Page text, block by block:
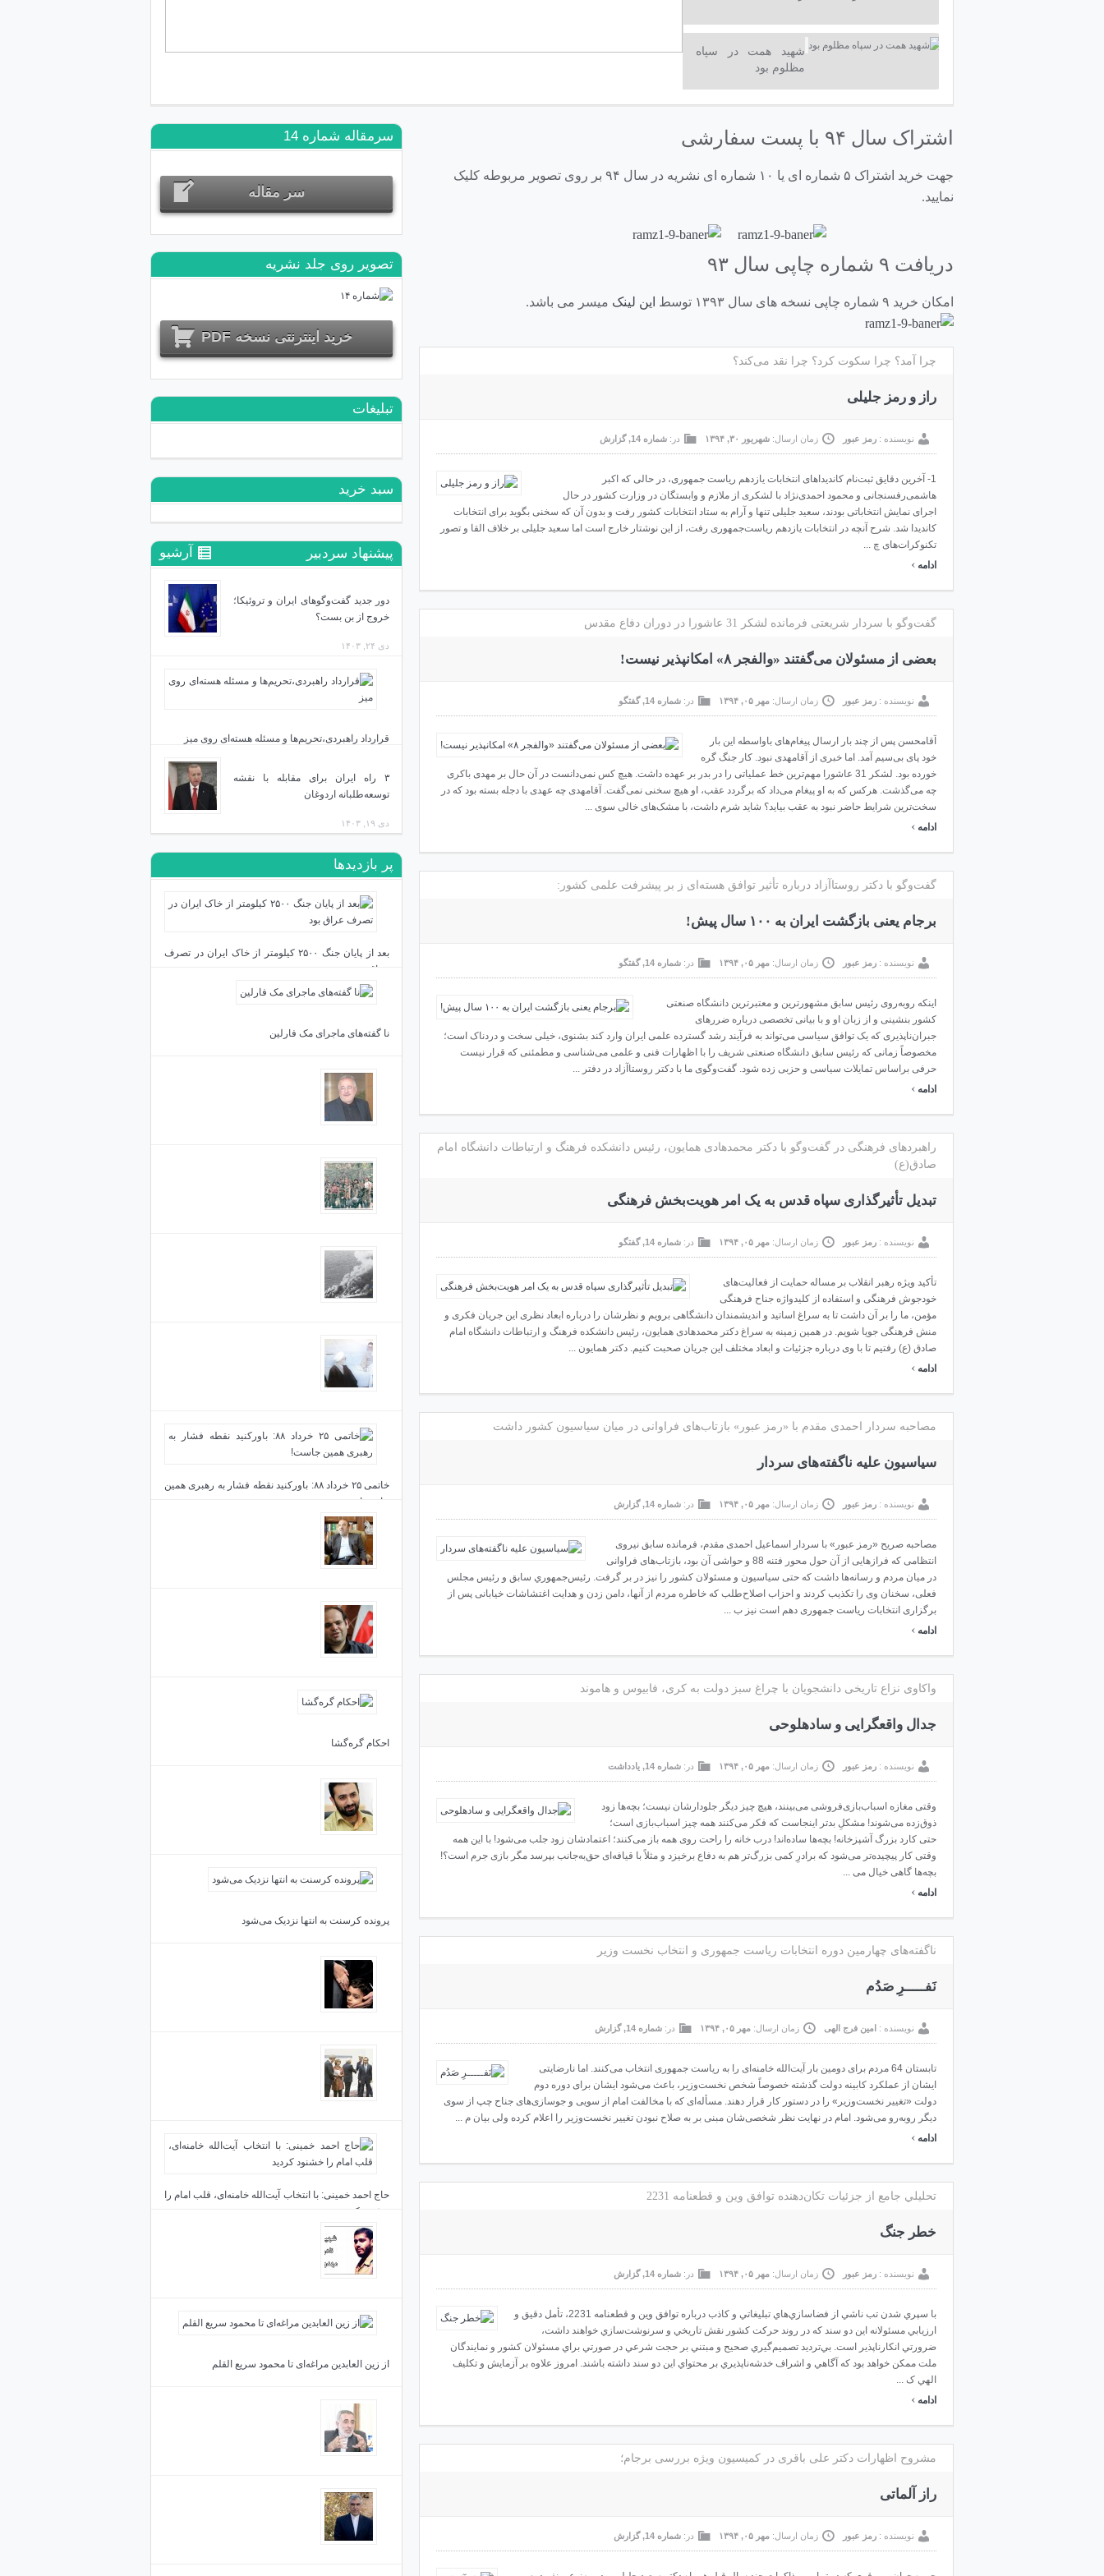
چه جريان يا جريان هايي در كشور در حال دادن اطلاعات و تحليل هاي نادرست به مسئولان ارشد دولتي
اطلاعات غلط
شهید همت در سپاه
مظلوم بود
اشتراک سال ۹۴ با پست سفارشی
جهت خرید اشتراک ۵ شماره ای یا ۱۰ شماره ای نشریه در سال ۹۴ بر روی تصویر مربوطه کلیک
نمایید.
دریافت ۹ شماره چاپی سال ۹۳
امکان خرید ۹ شماره چاپی نسخه های سال ۱۳۹۳ توسط این لینک میسر می باشد.
چرا آمد؟ چرا سکوت کرد؟ چرا نقد می‌کند؟
راز و رمز جلیلی
نویسنده : رمز عبور زمان ارسال: شهریور ۳۰, ۱۳۹۴ در: شماره 14 ,گزارش
1- آخرین دقایق ثبت‌نام کاندیداهای انتخابات یازدهم ریاست جمهوری، در حالی که اکبر
هاشمی‌رفسنجانی و محمود احمدی‌نژاد با لشکری از ملازم و وابستگان در وزارت کشور در حال
اجرای نمایش انتخاباتی بودند، سعید جلیلی تنها و آرام به ستاد انتخابات کشور رفت و بدون آن که سخنی بگوید برای انتخابات
کاندیدا شد. شرح آنچه در انتخابات یازدهم ریاست‌جمهوری رفت، از این نوشتار خارج است اما سعید جلیلی بر خلاف القا و تصور
تکنوکرات‌های چ ...
ادامه ›
گفت‌وگو با سردار شریعتی فرمانده لشكر 31 عاشورا در دوران دفاع مقدس
بعضی از مسئولان می‌گفتند «والفجر ۸» امکانپذیر نیست!
نویسنده : رمز عبور زمان ارسال: مهر ۰۵, ۱۳۹۴ در: شماره 14 ,گفتگو
آقامحسن پس از چند بار ارسال پیغام‌های باواسطه این بار
خود پای بی‌سیم آمد. اما خبری از آقامهدی نبود. کار جنگ گره
خورده بود. لشکر 31 عاشورا مهم‌ترین خط عملیاتی را در بدر بر عهده داشت. هیچ کس نمی‌دانست در آن حال بر مهدی باکری
چه می‌گذشت. هرکس که به او پیغام می‌داد که برگردد عقب، او هیچ سخنی نمی‌گفت. آقامهدی چه عهدی با دجله بسته بود که در
سخت‌ترین شرایط حاضر نبود به عقب بیاید؟ شاید شرم داشت، با مشک‌های خالی سوی ...
ادامه ›
گفت‌وگو با دکتر روستاآزاد درباره تأثير توافق هسته‌ای ز بر پیشرفت علمی کشور:
برجام یعنی بازگشت ایران به ۱۰۰ سال پیش!
نویسنده : رمز عبور زمان ارسال: مهر ۰۵, ۱۳۹۴ در: شماره 14 ,گفتگو
اینکه روبه‌روی رئیس سابق مشهورترین و معتبرترین دانشگاه صنعتی
کشور بنشینی و از زبان او و با بیانی تخصصی درباره ضررهای
جبران‌ناپذیری که یک توافق سیاسی می‌تواند به فرآیند رشد گسترده علمی ایران وارد کند بشنوی، خیلی سخت و دردناک است؛
مخصوصاً زمانی که رئیس سابق دانشگاه صنعتی شریف را با اظهارات فنی و علمی می‌شناسی و مطمئنی که قرار نیست
حرفی براساس تمایلات سیاسی و حزبی زده شود. گفت‌وگوی ما با دکتر روستاآزاد در دفتر ...
ادامه ›
راهبرد‌های فرهنگی در گفت‌وگو با دکتر محمدهادی همایون، رئیس دانشکده فرهنگ و ارتباطات دانشگاه امام
صادق(ع)
تبدیل تأثیرگذاری سپاه قدس به یک امر هویت‌بخش فرهنگی
نویسنده : رمز عبور زمان ارسال: مهر ۰۵, ۱۳۹۴ در: شماره 14 ,گفتگو
تأکید ویژه رهبر انقلاب بر مساله حمایت از فعالیت‌های
خودجوش فرهنگی و استفاده از کلیدواژه جناح فرهنگی
مؤمن، ما را بر آن داشت تا به سراغ اساتید و اندیشمندان دانشگاهی برویم و نظرشان را درباره ابعاد نظری این جریان فکری و
منش فرهنگی جویا شویم. در همین زمینه به سراغ دکتر محمدهادی همایون، رئیس دانشکده فرهنگ و ارتباطات دانشگاه امام
صادق (ع) رفتیم تا با وی درباره جزئیات و ابعاد مختلف این جریان صحبت کنیم. دکتر همایون ...
ادامه ›
مصاحبه سردار احمدی مقدم با «رمز عبور» بازتاب‌های فراوانی در میان سیاسیون کشور داشت
سیاسیون علیه ناگفته‌های سردار
نویسنده : رمز عبور زمان ارسال: مهر ۰۵, ۱۳۹۴ در: شماره 14 ,گزارش
مصاحبه صریح «رمز عبور» با سردار اسماعیل احمدی مقدم، فرمانده سابق نیروی
انتظامی که فرازهایی از آن حول محور فتنه 88 و حواشی آن بود، بازتاب‌های فراوانی
در میان مردم و رسانه‌ها داشت که حتی سیاسیون و مسئولان کشور را نیز در بر گرفت. رئیس‌جمهوري سابق و رئیس مجلس
فعلی، سخنان وی را تکذیب کردند و احزاب اصلاح‌طلب که خاطره مردم از آنها، دامن زدن و هدایت اغتشاشات خیابانی پس از
برگزاری انتخابات ریاست جمهوری دهم است نیز ب ...
ادامه ›
واکاوی نزاع تاریخی دانشجویان با چراغ سبز دولت به کری، فابیوس و هاموند
جدال واقع‏گرایی و ساده‏لوحی
نویسنده : رمز عبور زمان ارسال: مهر ۰۵, ۱۳۹۴ در: شماره 14 , یادداشت
وقتی مغازه اسباب‌بازی‌فروشی می‌بینند، هیچ چیز دیگر جلودارشان نیست؛ بچه‌ها زود
ذوق‌زده می‌شوند! مشکلِ بدتر اینجاست که فکر می‌کنند همه چیز اسباب‌بازی است؛
حتی کارد بزرگ آشپزخانه! بچه‌ها ساده‌اند! درب خانه را راحت روی همه باز می‌کنند؛ اعتمادشان زود جلب می‌شود! با این همه
وقتی کار پیچیده‌تر می‌شود که برادرِ کمی بزرگ‌تر هم به دفاع برخیزد و مثلاً با قیافه‌ای حق‌به‌جانب بپرسد مگر بازی جرم است؟!
بچه‌ها گاهی خیال می ...
ادامه ›
ناگفته‌های چهارمین دوره انتخابات ریاست جمهوری و انتخاب نخست وزیر
نَفـــــرِ صَدُم
نویسنده : امین فرج الهی زمان ارسال: مهر ۰۵, ۱۳۹۴ در: شماره 14 ,گزارش
تابستان 64 مردم برای دومین ‌بار آیت‌الله خامنه‌ای را به ریاست جمهوری انتخاب می‌کنند. اما نارضایتی
ایشان از عملکرد کابینه دولت گذشته خصوصاً شخص نخست‌وزیر، باعث می‌شود ایشان برای دوره دوم
دولت «تغییر نخست‌وزیر» را در دستور کار قرار دهند. مسأله‌ای که با مخالفت امام از سویی و جوسازی‌های جناح چپ از سوی
دیگر روبه‌رو می‌شود. امام در نهایت نظر شخصی‌شان مبنی بر به صلاح ‌نبودن تغییر نخست‌وزیر را اعلام کرده ولی بیان م ...
ادامه ›
تحليلي جامع از جزئيات تکان‌دهنده توافق وين و قطعنامه 2231
خطر جنگ
نویسنده : رمز عبور زمان ارسال: مهر ۰۵, ۱۳۹۴ در: شماره 14 ,گزارش
با سپري شدن تب ناشي از فضاسازي‌هاي تبليغاتي و کاذب درباره توافق وين و قطعنامه 2231، تأمل دقيق و
ارزيابي مسئولانه اين دو سند که در روند حرکت کشور نقش تاريخي و سرنوشت‌سازي خواهند داشت،
ضرورتي انکارناپذير است. بي‌ترديد تصميم‌گيري صحيح و مبتني بر حجت شرعي در صورتي براي مسئولان کشور و نمايندگان
ملت ممکن خواهد بود که آگاهي و اشراف خدشه‌ناپذيري بر محتواي اين دو سند داشته باشند. امروز علاوه بر آزمايش و تکليف
الهي ک ...
ادامه ›
مشروح اظهارات دکتر علی باقری در کمیسیون ویژه بررسی برجام؛
راز آلماتی
نویسنده : رمز عبور زمان ارسال: مهر ۰۵, ۱۳۹۴ در: شماره 14 ,گزارش
سرمقاله شماره 14
سر مقاله
تصویر روی جلد نشریه
خرید اینترنتی نسخه PDF
تبلیغات
سبد خرید
پیشنهاد سردبیر آرشیو
دور جدید گفت‌وگوهای ایران و تروئیکا؛
خروج از بن بست؟
دی ۲۴, ۱۴۰۳
قرارداد راهبردی،تحریم‌ها و مسئله هسته‌ای روی میز
دی ۲۳, ۱۴۰۳۳ راه ایران برای مقابله با نقشه
توسعه‌طلبانه اردوغان
دی ۱۹, ۱۴۰۳
پر بازدیدها
بعد از پایان جنگ ۲۵۰۰ کیلومتر از خاک ایران در تصرف
عراق بود
نا گفته‌های ماجرای مک فارلین
صدام را به اشتباه انداختیم تا از کویت عقب‌نشینی نکند
ماجرای مک فارلین یا مسأله ایران- کنترا؟
نبرد با امریکا در خلیج فارس
مردم مطلقاً اغماض نخواهم کرد
خاتمی ۲۵ خرداد ۸۸: باورکنید نقطه فشار به رهبری همین
جاست!
آقای ناطق
دولت سایه زیر سایه تحریم
احکام گره‌گشا
ما به زبان آوینی سخن می گوییم
پرونده کرسنت به انتها نزدیک می‌شود
اگر شهدا نبودند، الان عمامه سر من و تو نبود
داشتند
حاج احمد خمینی: با انتخاب آیت‌الله خامنه‌ای، قلب امام را
خشنود کردید
روایتی واقعی از نبرد با امریکا درخلیج فارس
از زین العابدین مراغه‌ای تا محمود سریع القلم
سردار سلیمانی حامل نامه رهبری برای اسد